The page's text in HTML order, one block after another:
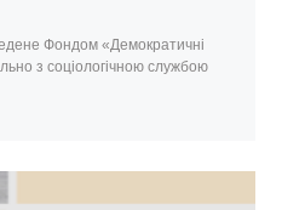
Фондом «Демократичні
з соціологічною службою